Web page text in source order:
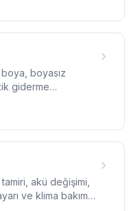
boyasız
giderme
akü değişimi,
ve klima bakım